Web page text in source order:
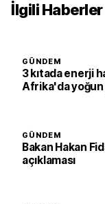
İlgili Haberler
GÜNDEM
3 kıtada enerji
Afrika'da yoğun
GÜNDEM
Bakan Hakan
açıklaması